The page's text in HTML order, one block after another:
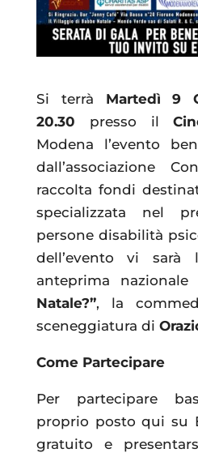
Si terrà Martedì 9
20.30 presso il
Modena l’evento
dall’associazione
raccolta fondi
specializzata nel
persone disabilità
dell’evento vi sarà
anteprima
Natale?”, la
sceneggiatura di
Come Partecipare
Per partecipare
proprio posto qui su
gratuito e